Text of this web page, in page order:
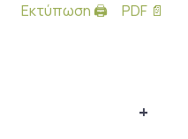
Εκτύπωση 🖨 PDF 📄
+